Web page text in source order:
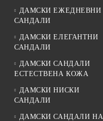
ДАМСКИ ЕЖЕДНЕВНИ
САНДАЛИ
ДАМСКИ ЕЛЕГАНТНИ
САНДАЛИ
ДАМСКИ САНДАЛИ
ЕСТЕСТВЕНА КОЖА
ДАМСКИ НИСКИ
САНДАЛИ
ДАМСКИ САНДАЛИ НА